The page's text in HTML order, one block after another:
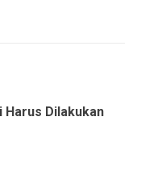
Dilakukan